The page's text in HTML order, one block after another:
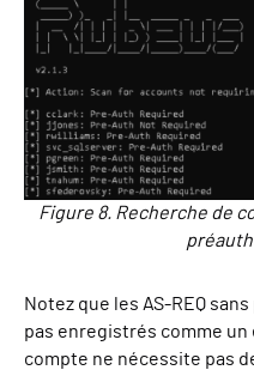
Figure 8. Recherche de
Notez que les AS-REQ
pas enregistrés comme
compte ne nécessite pas